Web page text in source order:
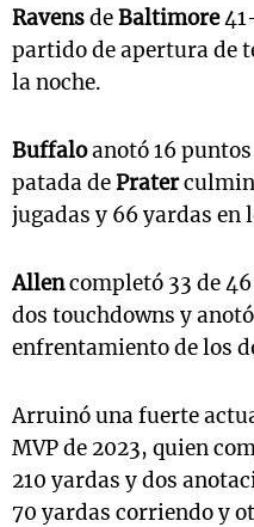
RavensdeBaltimore
partido de apertura de
la noche.
Buffaloanotó 16
patada dePrater
jugadas y 66 yardas en
Allencompletó 33 de
dos touchdowns y
enfrentamiento de los
Arruinó una fuerte
MVP de 2023, quien
210 yardas y dos
70 yardas corriendo y